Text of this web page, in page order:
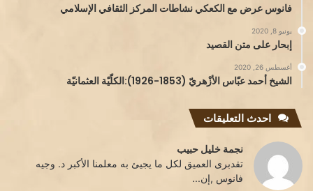
فانوس عرض مع الكعكي نشاطات المركز الثقافي الإسلامي
يونيو 8, 2020
إبحار على متن القصيد
أغسطس 26, 2020
الشيخ أحمد عبّاس الأزْهريّ (1853-1926):الكلّيّة العثمانيّة
احدث التعليقات
نجمة خليل حبيب
تقدبرى العميق لكل ما يجيئ به معلمنا الأكبر د. وجيه
فانوس ,إن...